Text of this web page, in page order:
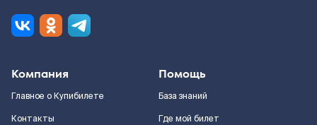
Компания
Главное о Купибилете
Контакты
Помощь
База знаний
Где мой билет